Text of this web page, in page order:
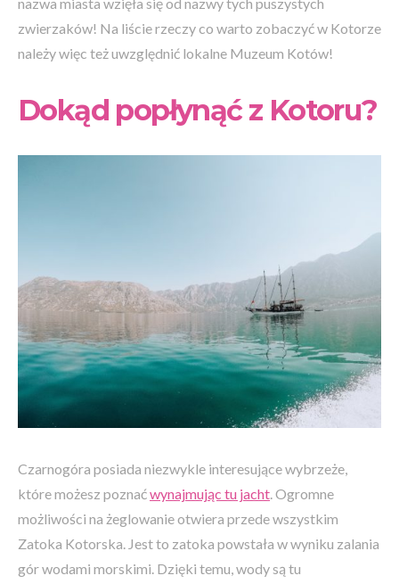
nazwa miasta wzięła się od nazwy tych puszystych
zwierzaków! Na liście rzeczy co warto zobaczyć w Kotorze
należy więc też uwzględnić lokalne Muzeum Kotów!
Dokąd popłynąć z Kotoru?
Czarnogóra posiada niezwykle interesujące wybrzeże,
które możesz poznaćwynajmując tu jacht. Ogromne
możliwości na żeglowanie otwiera przede wszystkim
Zatoka Kotorska. Jest to zatoka powstała w wyniku zalania
gór wodami morskimi. Dzięki temu, wody są tu